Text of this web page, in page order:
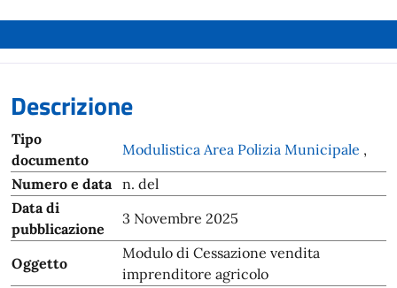
Descrizione
Tipo
documento
Modulistica Area Polizia Municipale ,
Numero e data n. del
Data di
pubblicazione
3 Novembre 2025
Oggetto
Modulo di Cessazione vendita
imprenditore agricolo